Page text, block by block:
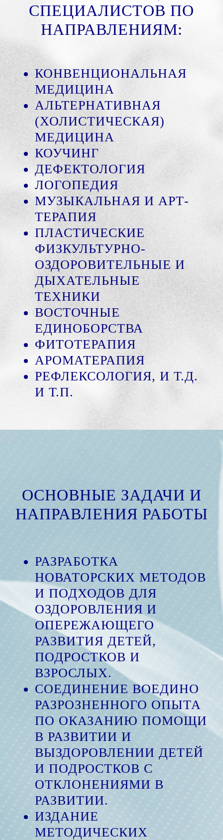
СПЕЦИАЛИСТОВ ПО
НАПРАВЛЕНИЯМ:
КОНВЕНЦИОНАЛЬНАЯ
МЕДИЦИНА
АЛЬТЕРНАТИВНАЯ
(ХОЛИСТИЧЕСКАЯ)
МЕДИЦИНА
КОУЧИНГ
ДЕФЕКТОЛОГИЯ
ЛОГОПЕДИЯ
МУЗЫКАЛЬНАЯ И АРТ-
ТЕРАПИЯ
ПЛАСТИЧЕСКИЕ
ФИЗКУЛЬТУРНО-
ОЗДОРОВИТЕЛЬНЫЕ И
ДЫХАТЕЛЬНЫЕ
ТЕХНИКИ
ВОСТОЧНЫЕ
ЕДИНОБОРСТВА
ФИТОТЕРАПИЯ
АРОМАТЕРАПИЯ
РЕФЛЕКСОЛОГИЯ, И Т.Д.
И Т.П.
ОСНОВНЫЕ ЗАДАЧИ И
НАПРАВЛЕНИЯ РАБОТЫ
РАЗРАБОТКА
НОВАТОРСКИХ МЕТОДОВ
И ПОДХОДОВ ДЛЯ
ОЗДОРОВЛЕНИЯ И
ОПЕРЕЖАЮЩЕГО
РАЗВИТИЯ ДЕТЕЙ,
ПОДРОСТКОВ И
ВЗРОСЛЫХ.
СОЕДИНЕНИЕ ВОЕДИНО
РАЗРОЗНЕННОГО ОПЫТА
ПО ОКАЗАНИЮ ПОМОЩИ
В РАЗВИТИИ И
ВЫЗДОРОВЛЕНИИ ДЕТЕЙ
И ПОДРОСТКОВ С
ОТКЛОНЕНИЯМИ В
РАЗВИТИИ.
ИЗДАНИЕ
МЕТОДИЧЕСКИХ